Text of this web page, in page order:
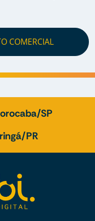
COMERCIAL
SP
PR